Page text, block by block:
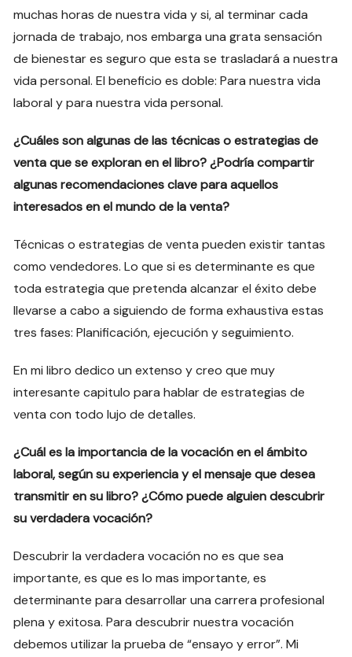
muchas horas de nuestra vida y si, al terminar cada
jornada de trabajo, nos embarga una grata sensación
de bienestar es seguro que esta se trasladará a nuestra
vida personal. El beneficio es doble: Para nuestra vida
laboral y para nuestra vida personal.
¿Cuáles son algunas de las técnicas o estrategias de
venta que se exploran en el libro? ¿Podría compartir
algunas recomendaciones clave para aquellos
interesados en el mundo de la venta?
Técnicas o estrategias de venta pueden existir tantas
como vendedores. Lo que si es determinante es que
toda estrategia que pretenda alcanzar el éxito debe
llevarse a cabo a siguiendo de forma exhaustiva estas
tres fases: Planificación, ejecución y seguimiento.
En mi libro dedico un extenso y creo que muy
interesante capitulo para hablar de estrategias de
venta con todo lujo de detalles.
¿Cuál es la importancia de la vocación en el ámbito
laboral, según su experiencia y el mensaje que desea
transmitir en su libro? ¿Cómo puede alguien descubrir
su verdadera vocación?
Descubrir la verdadera vocación no es que sea
importante, es que es lo mas importante, es
determinante para desarrollar una carrera profesional
plena y exitosa. Para descubrir nuestra vocación
debemos utilizar la prueba de “ensayo y error”. Mi